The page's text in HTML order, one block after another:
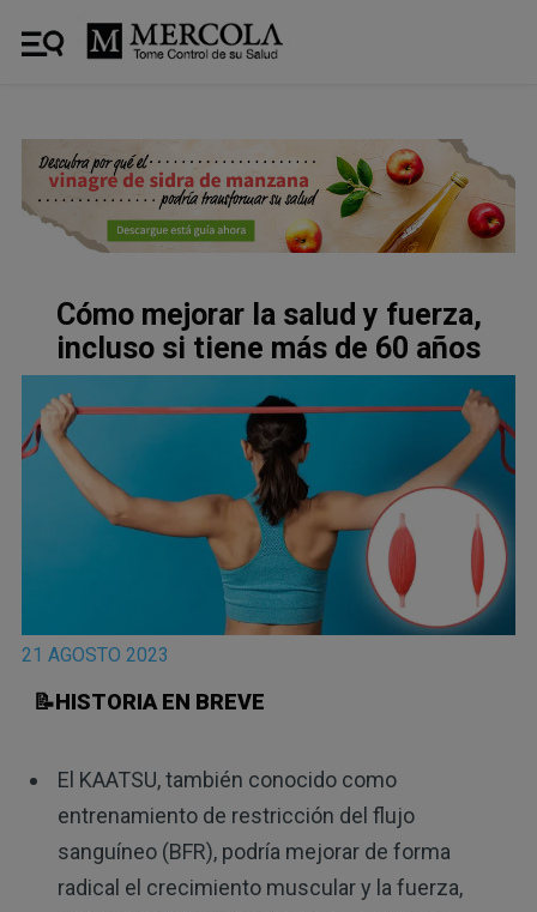
Cómo mejorar la salud y fuerza,
incluso si tiene más de 60 años
21 AGOSTO 2023
📝HISTORIA EN BREVE
El KAATSU, también conocido como
entrenamiento de restricción del flujo
sanguíneo (BFR), podría mejorar de forma
radical el crecimiento muscular y la fuerza,